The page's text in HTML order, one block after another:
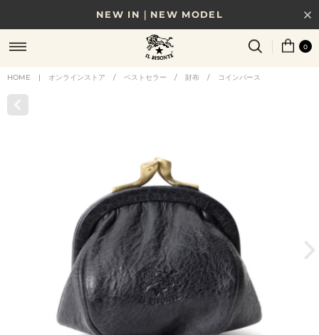
NEW IN｜NEW MODEL
8/17(月)10時まで｜税込11,000円以上で送料無料
贈る相手やシーンから選べる、新しいギフトガイド
0
HOME | オンラインストア / ベストセラー / 財布 / コインパース